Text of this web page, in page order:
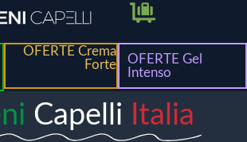
OFERTE Crema
Forte
OFERTE Gel
Intenso
Capelli Italia